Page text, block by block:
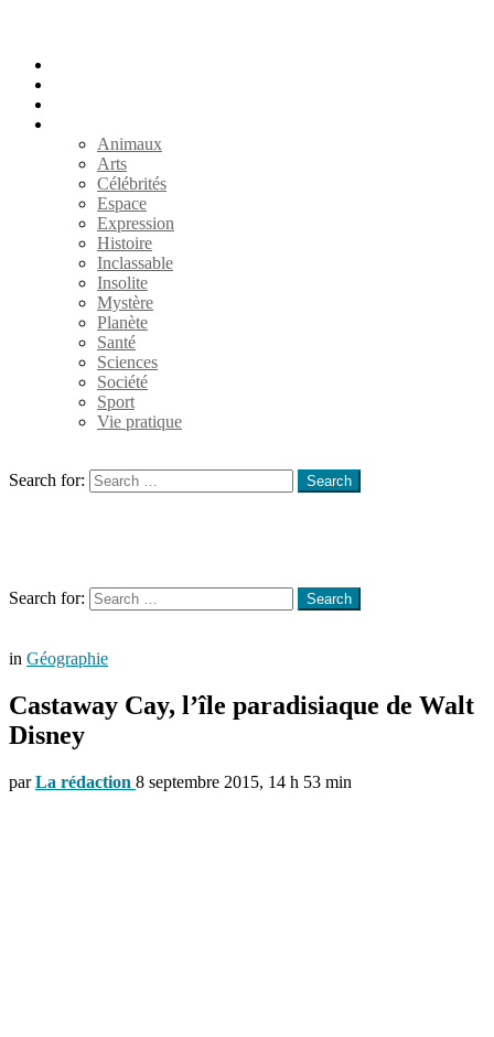
Animaux
Arts
Célébrités
Espace
Expression
Histoire
Inclassable
Insolite
Mystère
Planète
Santé
Sciences
Société
Sport
Vie pratique
Search for:
Search
Search for:
Search
in Géographie
Castaway Cay, l’île paradisiaque de Walt
Disney
par La rédaction 8 septembre 2015, 14 h 53 min